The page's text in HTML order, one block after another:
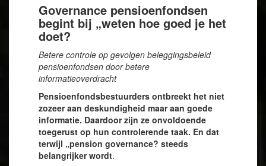
Governance pensioenfondsen
begint bij „weten hoe goed je het
doet?
Betere controle op gevolgen beleggingsbeleid
pensioenfondsen door betere
informatieoverdracht
Pensioenfondsbestuurders ontbreekt het niet
zozeer aan deskundigheid maar aan goede
informatie. Daardoor zijn ze onvoldoende
toegerust op hun controlerende taak. En dat
terwijl „pension governance? steeds
belangrijker wordt.